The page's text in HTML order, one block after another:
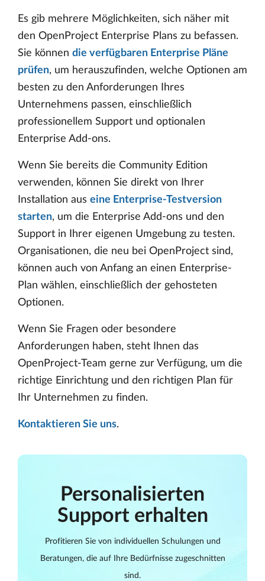
Es gib mehrere Möglichkeiten, sich näher mit
den OpenProject Enterprise Plans zu befassen.
Sie können die verfügbaren Enterprise Pläne
prüfen, um herauszufinden, welche Optionen am
besten zu den Anforderungen Ihres
Unternehmens passen, einschließlich
professionellem Support und optionalen
Enterprise Add-ons.
Wenn Sie bereits die Community Edition
verwenden, können Sie direkt von Ihrer
Installation aus eine Enterprise-Testversion
starten, um die Enterprise Add-ons und den
Support in Ihrer eigenen Umgebung zu testen.
Organisationen, die neu bei OpenProject sind,
können auch von Anfang an einen Enterprise-
Plan wählen, einschließlich der gehosteten
Optionen.
Wenn Sie Fragen oder besondere
Anforderungen haben, steht Ihnen das
OpenProject-Team gerne zur Verfügung, um die
richtige Einrichtung und den richtigen Plan für
Ihr Unternehmen zu finden.
Kontaktieren Sie uns.
Personalisierten
Support erhalten
Profitieren Sie von individuellen Schulungen und
Beratungen, die auf Ihre Bedürfnisse zugeschnitten
sind.